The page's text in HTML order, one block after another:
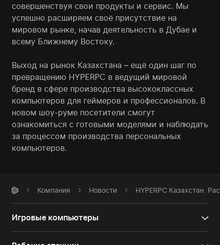
совершенствуя свои продукты и сервис. Мы
успешно расширяем своё присутствие на
мировом рынке, начав деятельность в Дубае и
всему Ближнему Востоку.
Выход на рынок Казахстана – ещё один шаг по
превращению HYPERPC в ведущий мировой
бренд в сфере производства высококлассных
компьютеров для геймеров и профессионалов. В
новом шоу-руме посетители смогут
ознакомиться с готовыми моделями и наблюдать
за процессом производства персональных
компьютеров.
Компания Новости HYPERPC Казахстан.
Игровые компьютеры